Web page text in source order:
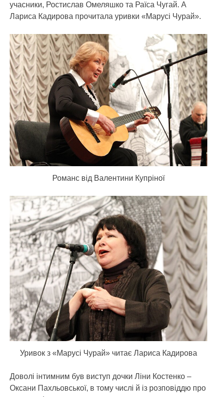
учасники, Ростислав Омеляшко та Раїса Чугай. А
Лариса Кадирова прочитала уривки «Марусі Чурай».
Романс від Валентини Купріної
Уривок з «Марусі Чурай» читає Лариса Кадирова
Доволі інтимним був виступ дочки Ліни Костенко –
Оксани Пахльовської, в тому числі й із розповіддю про